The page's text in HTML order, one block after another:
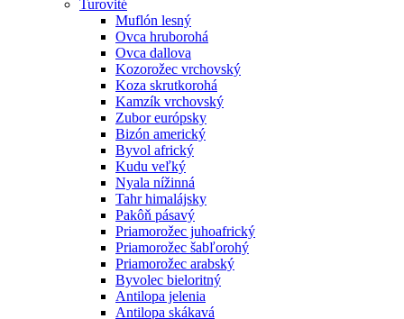
Turovité
Muflón lesný
Ovca hruborohá
Ovca dallova
Kozorožec vrchovský
Koza skrutkorohá
Kamzík vrchovský
Zubor európsky
Bizón americký
Byvol africký
Kudu veľký
Nyala nížinná
Tahr himalájsky
Pakôň pásavý
Priamorožec juhoafrický
Priamorožec šabľorohý
Priamorožec arabský
Byvolec bieloritný
Antilopa jelenia
Antilopa skákavá